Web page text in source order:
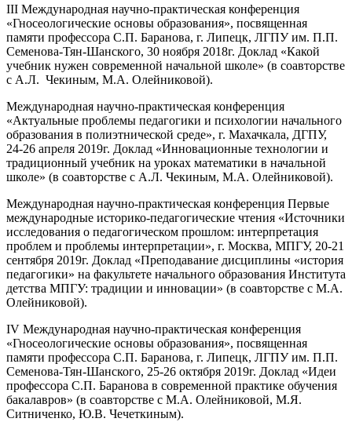
III Международная научно-практическая конференция
«Гносеологические основы образования», посвященная
памяти профессора С.П. Баранова, г. Липецк, ЛГПУ им. П.П.
Семенова-Тян-Шанского, 30 ноября 2018г. Доклад «Какой
учебник нужен современной начальной школе» (в соавторстве
с А.Л. Чекиным, М.А. Олейниковой).
Международная научно-практическая конференция
«Актуальные проблемы педагогики и психологии начального
образования в полиэтнической среде», г. Махачкала, ДГПУ,
24-26 апреля 2019г. Доклад «Инновационные технологии и
традиционный учебник на уроках математики в начальной
школе» (в соавторстве с А.Л. Чекиным, М.А. Олейниковой).
Международная научно-практическая конференция Первые
международные историко-педагогические чтения «Источники
исследования о педагогическом прошлом: интерпретация
проблем и проблемы интерпретации», г. Москва, МПГУ, 20-21
сентября 2019г. Доклад «Преподавание дисциплины «история
педагогики» на факультете начального образования Института
детства МПГУ: традиции и инновации» (в соавторстве с М.А.
Олейниковой).
IV Международная научно-практическая конференция
«Гносеологические основы образования», посвященная
памяти профессора С.П. Баранова, г. Липецк, ЛГПУ им. П.П.
Семенова-Тян-Шанского, 25-26 октября 2019г. Доклад «Идеи
профессора С.П. Баранова в современной практике обучения
бакалавров» (в соавторстве с М.А. Олейниковой, М.Я.
Ситниченко, Ю.В. Чечеткиным).